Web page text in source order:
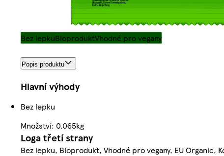
Bez lepkuBioproduktVhodné pro vegany
Popis produktu
Hlavní výhody
Bez lepku
Množství: 0.065kg
Loga třetí strany
Bez lepku, Bioprodukt, Vhodné pro vegany, EU Organic,